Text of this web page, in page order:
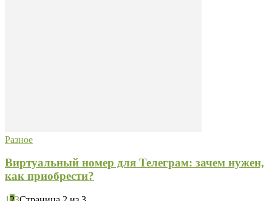
Разное
Виртуальный номер для Телеграм: зачем нужен,
как приобрести?